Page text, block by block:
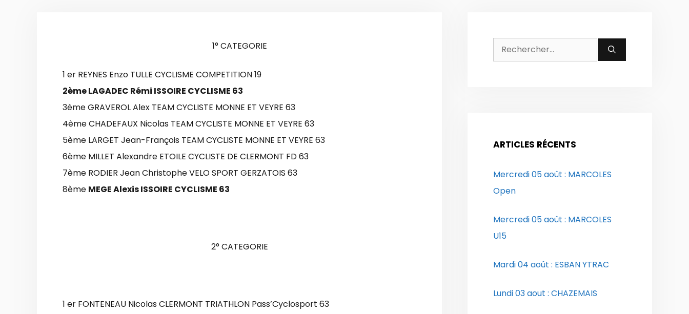
1° CATEGORIE
1 er REYNES Enzo TULLE CYCLISME COMPETITION 19
2ème LAGADEC Rémi ISSOIRE CYCLISME 63
3ème GRAVEROL Alex TEAM CYCLISTE MONNE ET VEYRE 63
4ème CHADEFAUX Nicolas TEAM CYCLISTE MONNE ET VEYRE 63
5ème LARGET Jean-François TEAM CYCLISTE MONNE ET VEYRE 63
6ème MILLET Alexandre ETOILE CYCLISTE DE CLERMONT FD 63
7ème RODIER Jean Christophe VELO SPORT GERZATOIS 63
8ème MEGE Alexis ISSOIRE CYCLISME 63
2° CATEGORIE
1 er FONTENEAU Nicolas CLERMONT TRIATHLON Pass’Cyclosport 63
Rechercher :
ARTICLES RÉCENTS
Mercredi 05 août : MARCOLES
Open
Mercredi 05 août : MARCOLES
U15
Mardi 04 août : ESBAN YTRAC
Lundi 03 aout : CHAZEMAIS